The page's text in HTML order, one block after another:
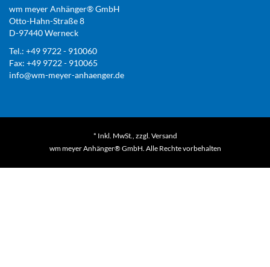
wm meyer Anhänger® GmbH
Otto-Hahn-Straße 8
D-97440 Werneck
Tel.: +49 9722 - 910060
Fax: +49 9722 - 910065
info@wm-meyer-anhaenger.de
* Inkl. MwSt., zzgl. Versand
wm meyer Anhänger® GmbH. Alle Rechte vorbehalten